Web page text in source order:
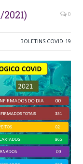
0
BOLETINS COVID-19